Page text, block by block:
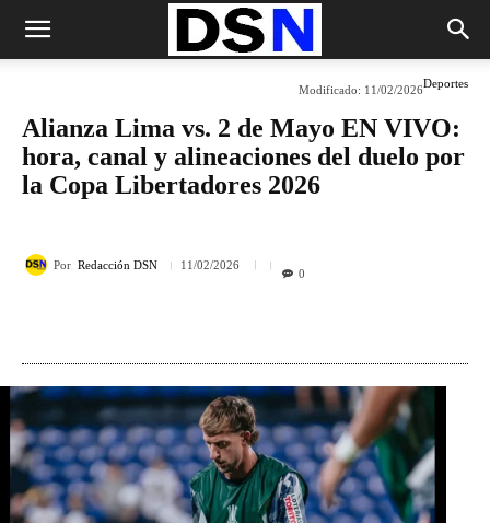
Deportes
Modificado: 11/02/2026
Alianza Lima vs. 2 de Mayo EN VIVO:
hora, canal y alineaciones del duelo por
la Copa Libertadores 2026
Por Redacción DSN 11/02/2026
0